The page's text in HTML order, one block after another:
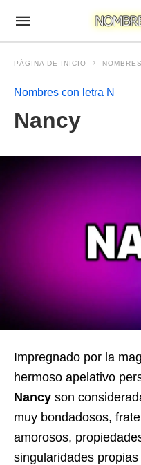
PÁGINA DE INICIO
Nombres con letra N
Nancy
Impregnado por la
hermoso apelativo
Nancy son
muy bondadosos,
amorosos,
singularidades